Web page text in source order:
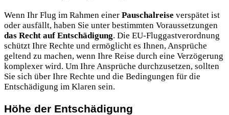
Wenn Ihr Flug im Rahmen einer Pauschalreise verspätet ist
oder ausfällt, haben Sie unter bestimmten Voraussetzungen
das Recht auf Entschädigung. Die EU-Fluggastverordnung
schützt Ihre Rechte und ermöglicht es Ihnen, Ansprüche
geltend zu machen, wenn Ihre Reise durch eine Verzögerung
komplexer wird. Um Ihre Ansprüche durchzusetzen, sollten
Sie sich über Ihre Rechte und die Bedingungen für die
Entschädigung im Klaren sein.
Höhe der Entschädigung